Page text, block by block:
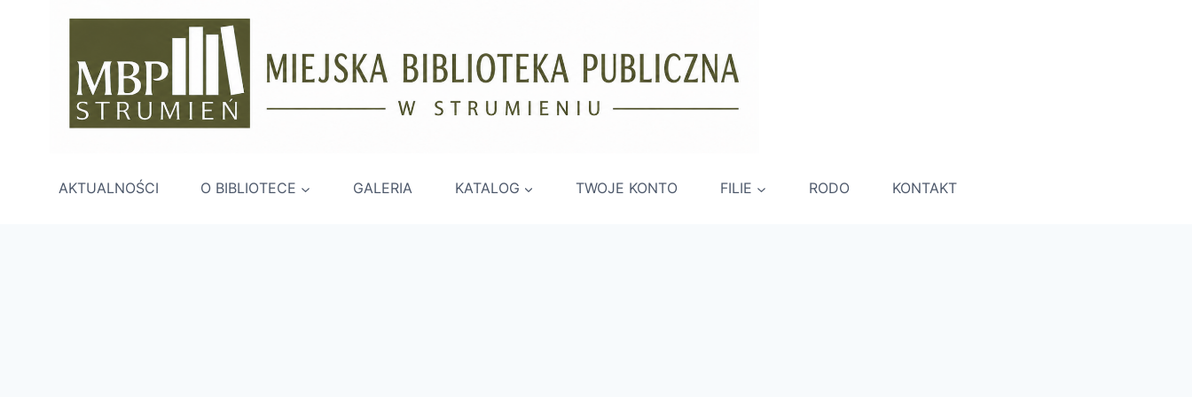
AKTUALNOŚCI O BIBLIOTECE GALERIA KATALOG TWOJE KONTO FILIE RODO KONTAKT